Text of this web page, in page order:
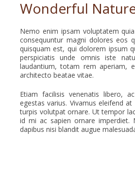
Wonderful
Nemo enim ipsam voluptatem
consequuntur magni dolores eos
quisquam est, qui dolorem ipsum
perspiciatis unde omnis iste
laudantium, totam rem aperiam,
architecto beatae vitae.
Etiam facilisis venenatis libero,
egestas varius. Vivamus eleifend
turpis volutpat ornare. Ut tempor
id mi ac sapien ornare imperdiet.
dapibus nisi blandit augue